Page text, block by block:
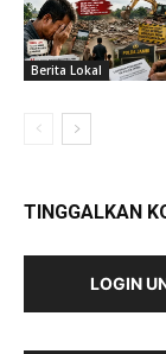
Berita Lokal
TINGGALKAN
LOGIN